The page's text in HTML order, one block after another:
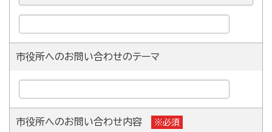
市役所へのお問い合わせのテーマ
市役所へのお問い合わせ内容 ※必須